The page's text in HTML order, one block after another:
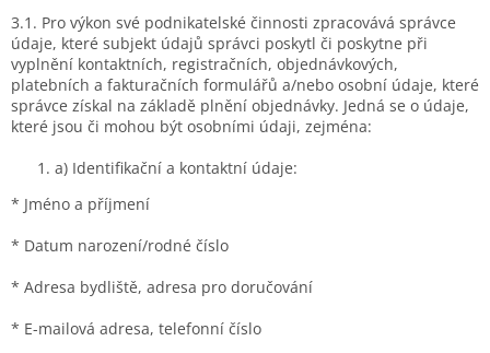
3.1. Pro výkon své podnikatelské činnosti zpracovává správce
údaje, které subjekt údajů správci poskytl či poskytne při
vyplnění kontaktních, registračních, objednávkových,
platebních a fakturačních formulářů a/nebo osobní údaje, které
správce získal na základě plnění objednávky. Jedná se o údaje,
které jsou či mohou být osobními údaji, zejména:
a) Identifikační a kontaktní údaje:
* Jméno a příjmení
* Datum narození/rodné číslo
* Adresa bydliště, adresa pro doručování
* E-mailová adresa, telefonní číslo